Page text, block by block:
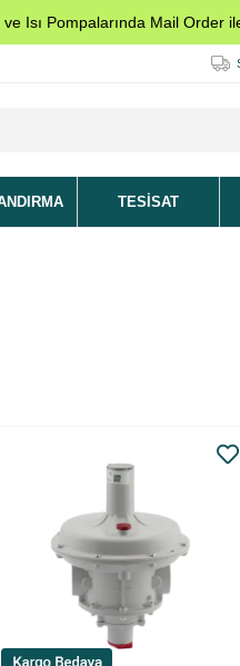
Isı Pompalarında Mail Order
TESISAT